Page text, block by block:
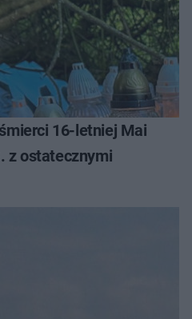
16-letniej Mai
z ostatecznymi